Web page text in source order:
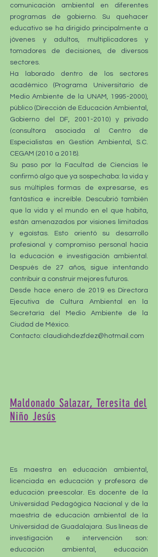
comunicación ambiental en diferentes
programas de gobierno. Su quehacer
educativo se ha dirigido principalmente a
jóvenes y adultos, multiplicadores y
tomadores de decisiones, de diversos
sectores.
Ha laborado dentro de los sectores
académico (Programa Universitario de
Medio Ambiente de la UNAM, 1995-2000),
público (Dirección de Educación Ambiental,
Gobierno del DF, 2001-2010) y privado
(consultora asociada al Centro de
Especialistas en Gestión Ambiental, S.C.
CEGAM (2010 a 2018).
Su paso por la Facultad de Ciencias le
confirmó algo que ya sospechaba: la vida y
sus múltiples formas de expresarse, es
fantástica e increíble. Descubrió también
que la vida y el mundo en el que habita,
están amenazados por visiones limitadas
y egoístas. Esto orientó su desarrollo
profesional y compromiso personal hacia
la educación e investigación ambiental.
Después de 27 años, sigue intentando
contribuir a construir mejores futuros.
Desde hace enero de 2019 es Directora
Ejecutiva de Cultura Ambiental en la
Secretaría del Medio Ambiente de la
Ciudad de México.
Contacto: claudiahdezfdez@hotmail.com
Maldonado Salazar, Teresita del
Niño Jesús
Es maestra en educación ambiental,
licenciada en educación y profesora de
educación preescolar. Es docente de la
Universidad Pedagógica Nacional y de la
maestría de educación ambiental de la
Universidad de Guadalajara. Sus líneas de
investigación e intervención son:
educación ambiental, educación